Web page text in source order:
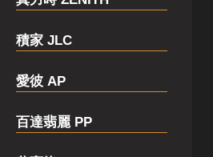
積家 JLC
愛彼 AP
百達翡麗 PP